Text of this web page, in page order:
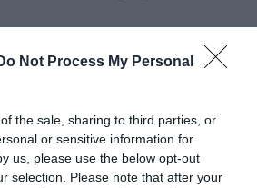
Not Process My Personal
the sale, sharing to third parties, or
or sensitive information for
us, please use the below opt-out
selection. Please note that after your